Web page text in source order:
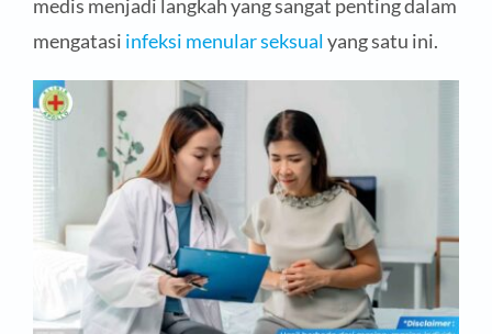
medis menjadi langkah yang sangat penting dalam
mengatasi infeksi menular seksualyang satu ini.